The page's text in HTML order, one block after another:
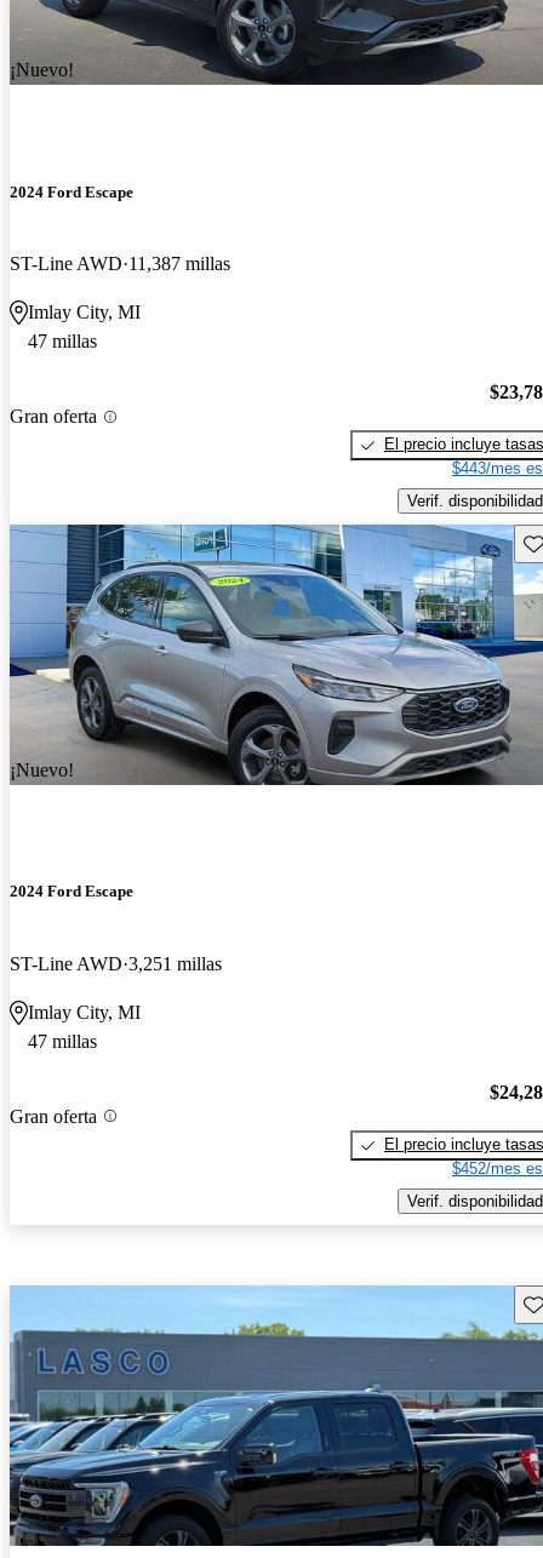
¡Nuevo!
2024 Ford Escape
ST-Line AWD 11,387 millas
Imlay City, MI
47 millas
Gran oferta
El precio incluye tasas
$443/mes
Verif. disponibilidad
¡Nuevo!
2024 Ford Escape
ST-Line AWD 3,251 millas
Imlay City, MI
47 millas
Gran oferta
El precio incluye tasas
$452/mes
Verif. disponibilidad